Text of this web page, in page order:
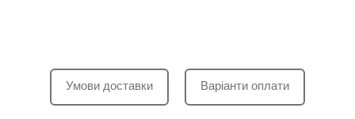
Умови доставки Варіанти оплати